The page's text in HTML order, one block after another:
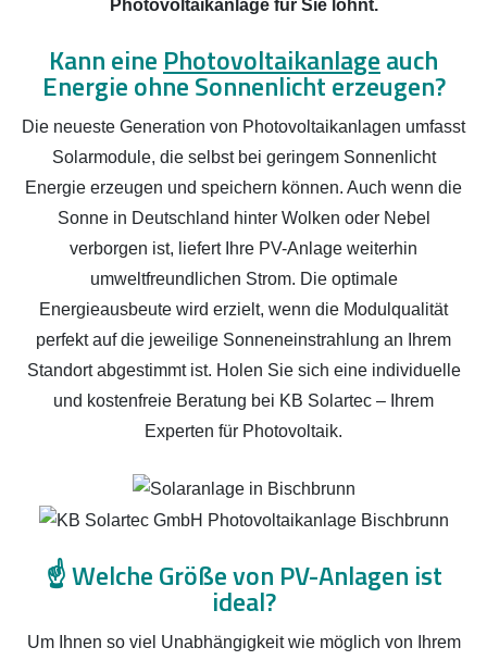
Photovoltaikanlage für Sie lohnt.
Kann eine Photovoltaikanlageauch
Energie ohne Sonnenlicht erzeugen?
Die neueste Generation von Photovoltaikanlagen umfasst
Solarmodule, die selbst bei geringem Sonnenlicht
Energie erzeugen und speichern können. Auch wenn die
Sonne in Deutschland hinter Wolken oder Nebel
verborgen ist, liefert Ihre PV-Anlage weiterhin
umweltfreundlichen Strom. Die optimale
Energieausbeute wird erzielt, wenn die Modulqualität
perfekt auf die jeweilige Sonneneinstrahlung an Ihrem
Standort abgestimmt ist. Holen Sie sich eine individuelle
und kostenfreie Beratung bei KB Solartec – Ihrem
Experten für Photovoltaik.
☝️Welche Größe von PV-Anlagen ist
ideal?
Um Ihnen so viel Unabhängigkeit wie möglich von Ihrem